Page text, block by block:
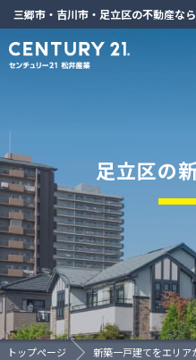
三郷市・吉川市・足立区の不動産な
トップページ 新築一戸建てをエリア
足立区の